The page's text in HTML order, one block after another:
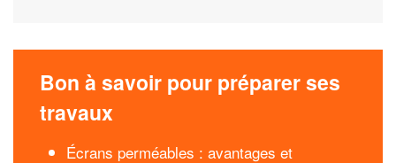
Bon à savoir pour préparer ses
travaux
Écrans perméables : avantages et